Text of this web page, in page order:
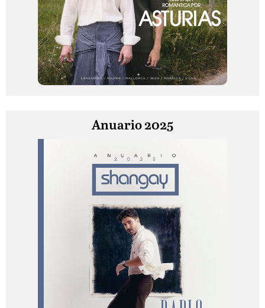
Anuario 2025